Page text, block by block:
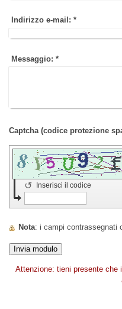
Indirizzo e-mail: *
Messaggio: *
Inserisci il codice
↺
Nota : i campi contrassegnati
Attenzione: tieni presente che